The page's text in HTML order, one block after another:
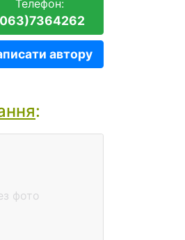
Телефон:
автору
:
фото